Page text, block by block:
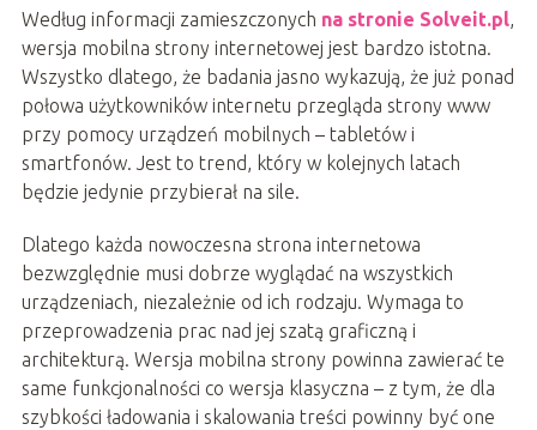
Według informacji zamieszczonych na stronie Solveit.pl,
wersja mobilna strony internetowej jest bardzo istotna.
Wszystko dlatego, że badania jasno wykazują, że już ponad
połowa użytkowników internetu przegląda strony www
przy pomocy urządzeń mobilnych – tabletów i
smartfonów. Jest to trend, który w kolejnych latach
będzie jedynie przybierał na sile.
Dlatego każda nowoczesna strona internetowa
bezwzględnie musi dobrze wyglądać na wszystkich
urządzeniach, niezależnie od ich rodzaju. Wymaga to
przeprowadzenia prac nad jej szatą graficzną i
architekturą. Wersja mobilna strony powinna zawierać te
same funkcjonalności co wersja klasyczna – z tym, że dla
szybkości ładowania i skalowania treści powinny być one